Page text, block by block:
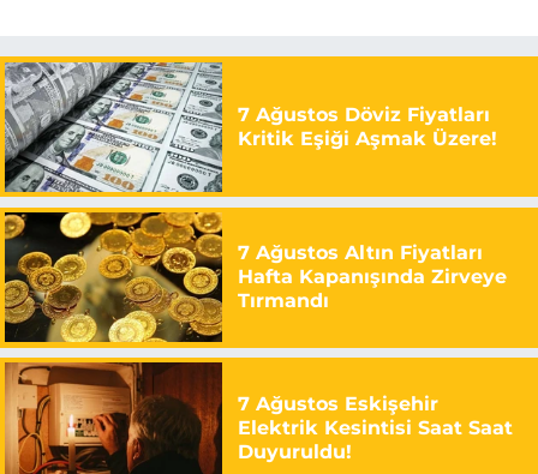
7 Ağustos Döviz Fiyatları
Kritik Eşiği Aşmak Üzere!
7 Ağustos Altın Fiyatları
Hafta Kapanışında Zirveye
Tırmandı
7 Ağustos Eskişehir
Elektrik Kesintisi Saat Saat
Duyuruldu!